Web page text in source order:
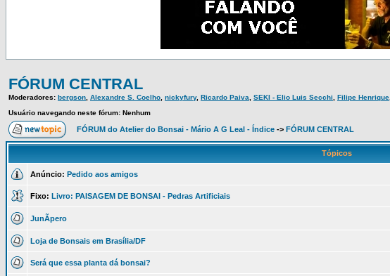
FÓRUM CENTRAL
Moderadores: bergson Alexandre S. Coelho nickyfury, Ricardo Paiva SEKI - Elio Luis Secchi Filipe Henrique
Usuário navegando neste fórum: Nenhum
FÓRUM do Atelier do Bonsai - Mário A G Leal - Índice -> FÓRUM CENTRAL
Tópicos
Anúncio: Pedido aos amigos
Fixo: Livro: PAISAGEM DE BONSAI - Pedras Artificiais
JunÃ­pero
Loja de Bonsais em Brasília/DF
Será que essa planta dá bonsai?